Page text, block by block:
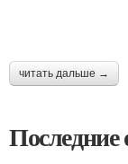
читать дальше →
Последние